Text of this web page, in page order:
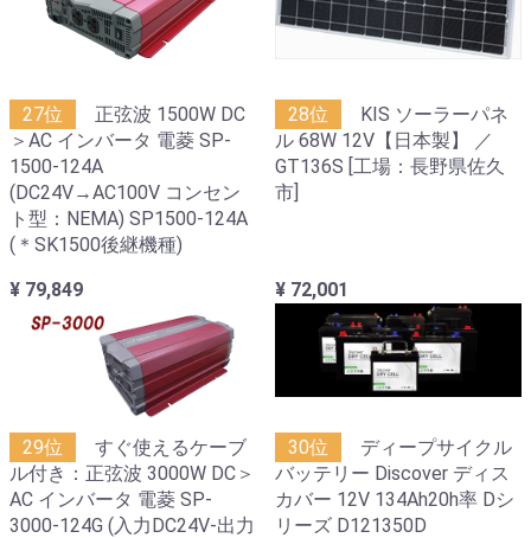
27位
正弦波 1500W DC
＞AC インバータ 電菱 SP-
1500-124A
(DC24V→AC100V コンセン
ト型：NEMA) SP1500-124A
(＊SK1500後継機種)
¥ 79,849
28位
KIS ソーラーパネ
ル 68W 12V【日本製】 ／
GT136S [工場：長野県佐久
市]
¥ 72,001
29位
すぐ使えるケーブ
ル付き：正弦波 3000W DC＞
AC インバータ 電菱 SP-
3000-124G (入力DC24V-出力
30位
ディープサイクル
バッテリー Discover ディス
カバー 12V 134Ah20h率 Dシ
リーズ D121350D